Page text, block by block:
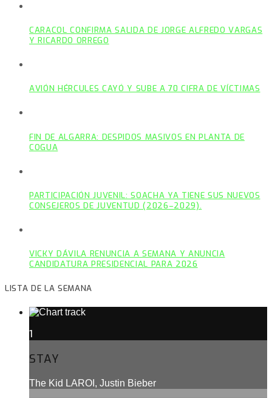
CARACOL CONFIRMA SALIDA DE JORGE ALFREDO VARGAS
Y RICARDO ORREGO
AVIÓN HÉRCULES CAYÓ Y SUBE A 70 CIFRA DE VÍCTIMAS
FIN DE ALGARRA: DESPIDOS MASIVOS EN PLANTA DE
COGUA
PARTICIPACIÓN JUVENIL: SOACHA YA TIENE SUS NUEVOS
CONSEJEROS DE JUVENTUD (2026–2029).
VICKY DÁVILA RENUNCIA A SEMANA Y ANUNCIA
CANDIDATURA PRESIDENCIAL PARA 2026
LISTA DE LA SEMANA
1
STAY
The Kid LAROI, Justin Bieber